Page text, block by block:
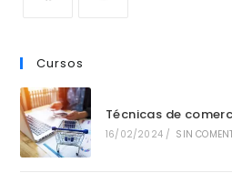
Cursos
Técnicas de
16/02/2024 / SIN